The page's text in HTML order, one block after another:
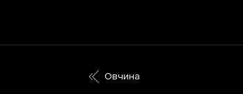
Овчина